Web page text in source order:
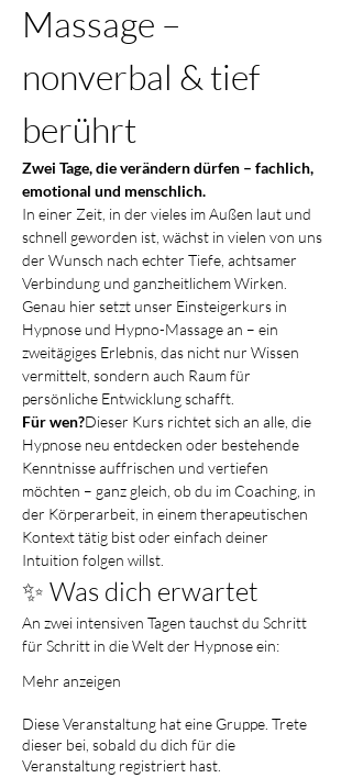
Massage –
nonverbal & tief
berührt
Zwei Tage, die verändern dürfen – fachlich,
emotional und menschlich.
In einer Zeit, in der vieles im Außen laut und
schnell geworden ist, wächst in vielen von uns
der Wunsch nach echter Tiefe, achtsamer
Verbindung und ganzheitlichem Wirken.
Genau hier setzt unser Einsteigerkurs in
Hypnose und Hypno-Massage an – ein
zweitägiges Erlebnis, das nicht nur Wissen
vermittelt, sondern auch Raum für
persönliche Entwicklung schafft.
Für wen?Dieser Kurs richtet sich an alle, die
Hypnose neu entdecken oder bestehende
Kenntnisse auffrischen und vertiefen
möchten – ganz gleich, ob du im Coaching, in
der Körperarbeit, in einem therapeutischen
Kontext tätig bist oder einfach deiner
Intuition folgen willst.
✨ Was dich erwartet
An zwei intensiven Tagen tauchst du Schritt
für Schritt in die Welt der Hypnose ein:
Mehr anzeigen
Diese Veranstaltung hat eine Gruppe. Trete
dieser bei, sobald du dich für die
Veranstaltung registriert hast.